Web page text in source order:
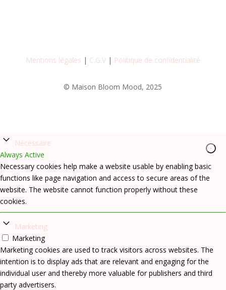
Mentions légales | C.G.V| Politique de confidentialité
© Maison Bloom Mood, 2025
Nécessaire
Always Active
Necessary cookies help make a website usable by enabling basic
functions like page navigation and access to secure areas of the
website. The website cannot function properly without these
cookies.
Marketing
Marketing
Marketing cookies are used to track visitors across websites. The
intention is to display ads that are relevant and engaging for the
individual user and thereby more valuable for publishers and third
party advertisers.